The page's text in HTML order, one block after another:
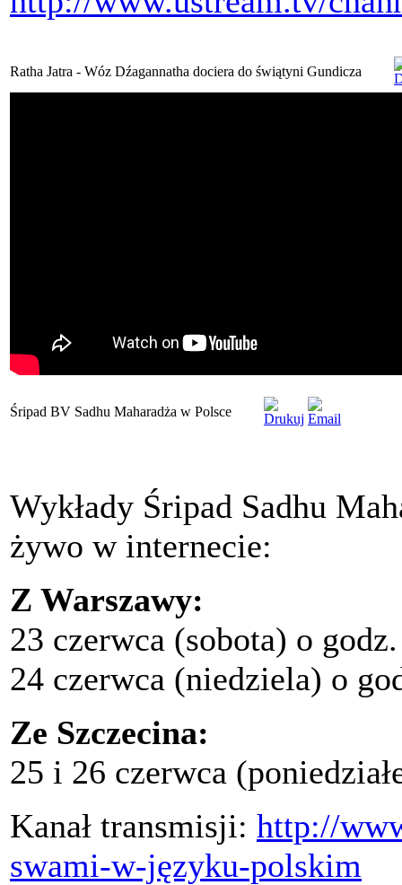
Ratha Jatra - Wóz Dźagannatha dociera do świątyni Gundicza
Śripad BV Sadhu Maharadża w Polsce
Wykłady Śripad Sadhu
żywo w internecie:
Z Warszawy:
23 czerwca (sobota) o
24 czerwca (niedziela) o
Ze Szczecina:
25 i 26 czerwca
Kanał transmisji: http://
swami-w-języku-polskim